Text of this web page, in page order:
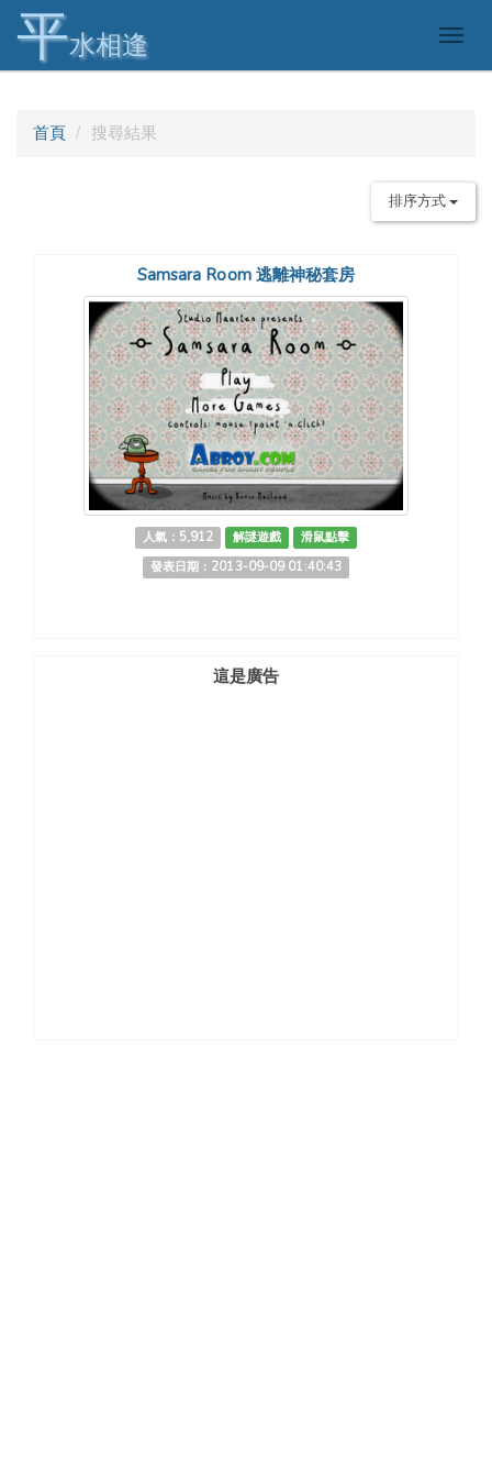
平水相逢
首頁 搜尋結果
排序方式
Samsara Room 逃離神秘套房
人氣：5,912 解謎遊戲
滑鼠點擊
發表日期：2013-09-09 01:40:43
這是廣告